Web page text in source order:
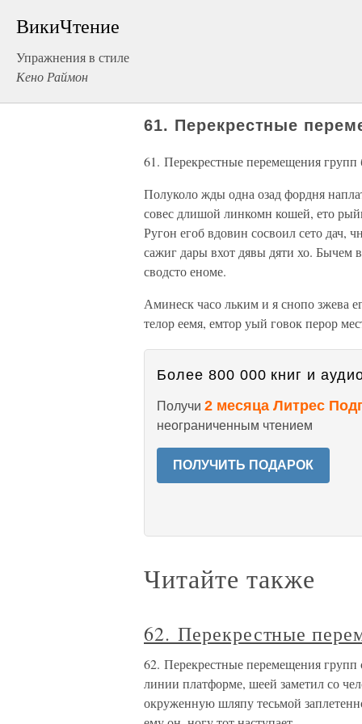
ВикиЧтение
Упражнения в стиле
Кено Раймон
61. Перекрестные
61. Перекрестные перемещения групп
Полуколо жды одна озад фордня
совес длишой линкомн кошей, ето
Ругон егоб вдовин сосвоил сето дач,
сажиг дары вхот дявы дяти хо. Бычем
сводсто еноме.
Аминеск часо льким и я снопо зжева
телор еемя, емтор уый говок перор
Более 800 000 книг и
Получи 2 месяца Литрес
неограниченным чтением
ПОЛУЧИТЬ ПОДАРОК
Читайте также
62. Перекрестные
62. Перекрестные перемещения групп
линии платформе, шеей заметил со
окруженную шляпу тесьмой